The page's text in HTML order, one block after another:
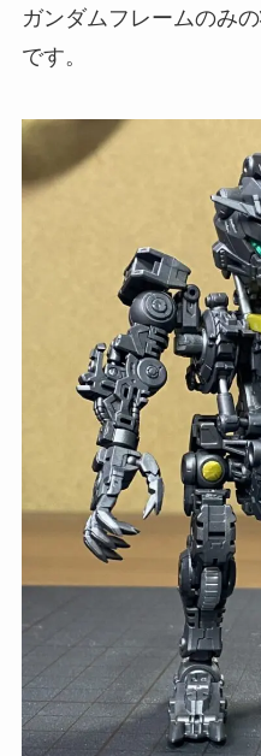
ガンダムフレームのみ
です。